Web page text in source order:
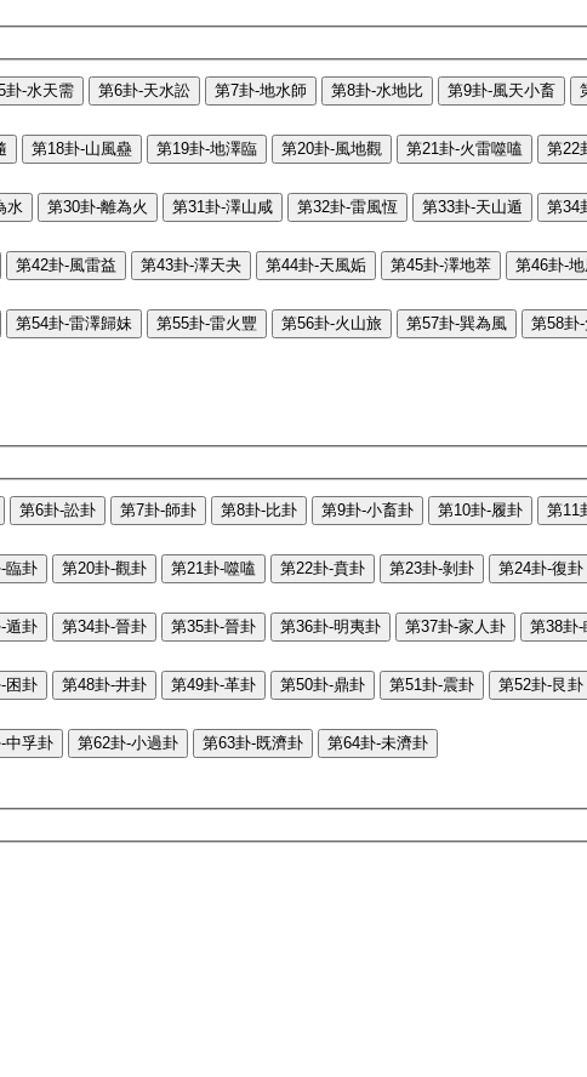
卦-水天需 第6卦-天水訟 第7卦-地水師 第8卦-水地比 第9卦-風天小畜
第18卦-山風蠱 第19卦-地澤臨 第20卦-風地觀 第21卦-火雷噬嗑 第22
水 第30卦-離為火 第31卦-澤山咸 第32卦-雷風恆 第33卦-天山遁 第34
第42卦-風雷益 第43卦-澤天夬 第44卦-天風姤 第45卦-澤地萃 第46卦-
第54卦-雷澤歸妹 第55卦-雷火豐 第56卦-火山旅 第57卦-巽為風 第58卦
第6卦-訟卦 第7卦-師卦 第8卦-比卦 第9卦-小畜卦 第10卦-履卦 第11
臨卦 第20卦-觀卦 第21卦-噬嗑 第22卦-賁卦 第23卦-剝卦 第24卦-復卦
遁卦 第34卦-晉卦 第35卦-晉卦 第36卦-明夷卦 第37卦-家人卦 第38卦-
困卦 第48卦-井卦 第49卦-革卦 第50卦-鼎卦 第51卦-震卦 第52卦-艮卦
中孚卦 第62卦-小過卦 第63卦-既濟卦 第64卦-未濟卦